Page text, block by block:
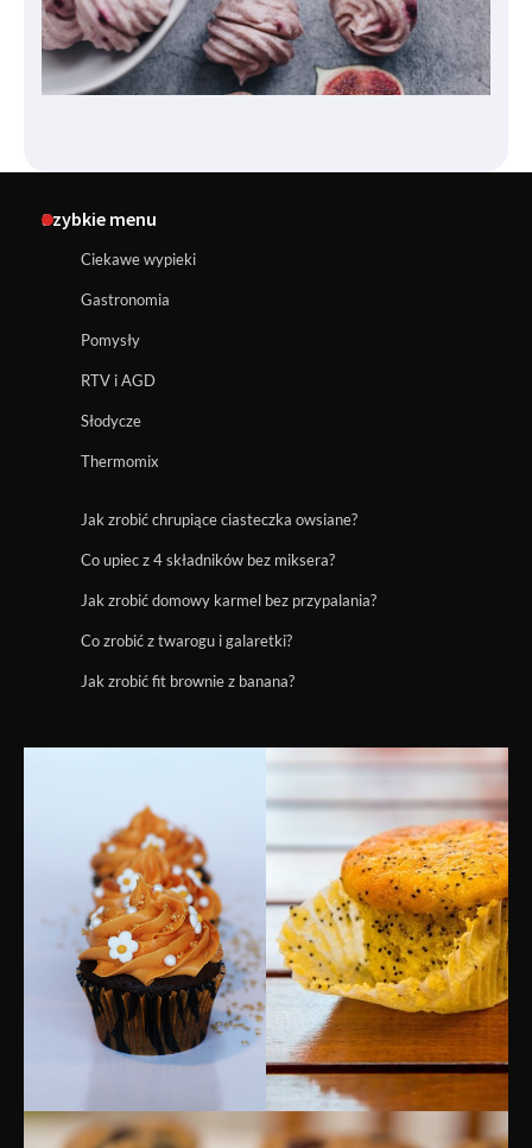
Szybkie menu
Ciekawe wypieki
Gastronomia
Pomysły
RTV i AGD
Słodycze
Thermomix
Jak zrobić chrupiące ciasteczka owsiane?
Co upiec z 4 składników bez miksera?
Jak zrobić domowy karmel bez przypalania?
Co zrobić z twarogu i galaretki?
Jak zrobić fit brownie z banana?